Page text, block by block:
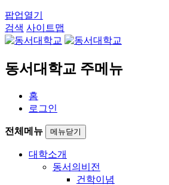
팝업열기
검색 사이트맵
동서대학교 주메뉴
홈
로그인
전체메뉴 메뉴닫기
대학소개
동서의비전
건학이념